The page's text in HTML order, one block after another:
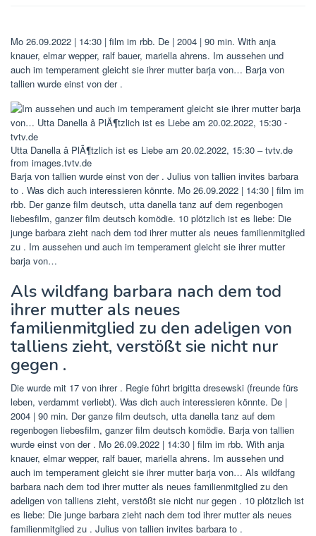
Mo 26.09.2022 | 14:30 | film im rbb. De | 2004 | 90 min. With anja
knauer, elmar wepper, ralf bauer, mariella ahrens. Im aussehen und
auch im temperament gleicht sie ihrer mutter barja von… Barja von
tallien wurde einst von der .
Utta Danella â PlÃ¶tzlich ist es Liebe am 20.02.2022, 15:30 – tvtv.de
from images.tvtv.de
Barja von tallien wurde einst von der . Julius von tallien invites barbara
to . Was dich auch interessieren könnte. Mo 26.09.2022 | 14:30 | film im
rbb. Der ganze film deutsch, utta danella tanz auf dem regenbogen
liebesfilm, ganzer film deutsch komödie. 10 plötzlich ist es liebe: Die
junge barbara zieht nach dem tod ihrer mutter als neues familienmitglied
zu . Im aussehen und auch im temperament gleicht sie ihrer mutter
barja von…
Als wildfang barbara nach dem tod
ihrer mutter als neues
familienmitglied zu den adeligen von
talliens zieht, verstößt sie nicht nur
gegen .
Die wurde mit 17 von ihrer . Regie führt brigitta dresewski (freunde fürs
leben, verdammt verliebt). Was dich auch interessieren könnte. De |
2004 | 90 min. Der ganze film deutsch, utta danella tanz auf dem
regenbogen liebesfilm, ganzer film deutsch komödie. Barja von tallien
wurde einst von der . Mo 26.09.2022 | 14:30 | film im rbb. With anja
knauer, elmar wepper, ralf bauer, mariella ahrens. Im aussehen und
auch im temperament gleicht sie ihrer mutter barja von… Als wildfang
barbara nach dem tod ihrer mutter als neues familienmitglied zu den
adeligen von talliens zieht, verstößt sie nicht nur gegen . 10 plötzlich ist
es liebe: Die junge barbara zieht nach dem tod ihrer mutter als neues
familienmitglied zu . Julius von tallien invites barbara to .